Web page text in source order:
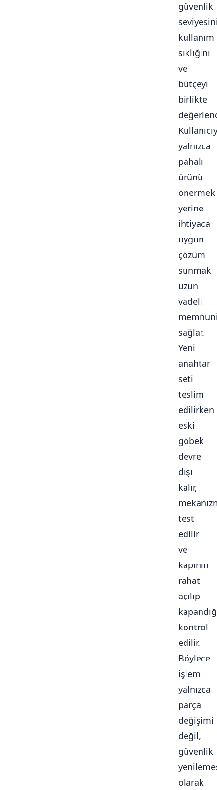
güvenlik
kullanım
sıklığını
ve
bütçeyi
birlikte
yalnızca
pahalı
ürünü
önermek
yerine
ihtiyaca
uygun
çözüm
sunmak
uzun
vadeli
sağlar.
Yeni
anahtar
seti
teslim
edilirken
eski
göbek
devre
dışı
kalır,
test
edilir
ve
kapının
rahat
açılıp
kontrol
edilir.
Böylece
işlem
yalnızca
parça
değişimi
değil,
güvenlik
olarak